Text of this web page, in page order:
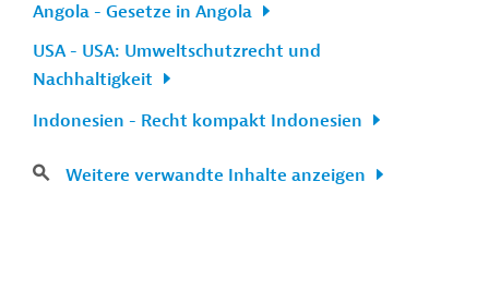
Angola - Gesetze in Angola
USA - USA: Umweltschutzrecht und
Nachhaltigkeit
Indonesien - Recht kompakt Indonesien
Weitere verwandte Inhalte anzeigen